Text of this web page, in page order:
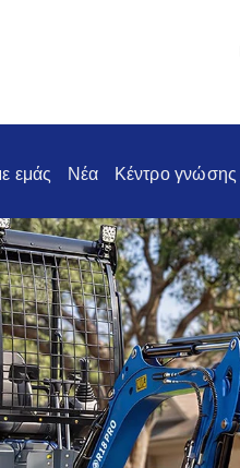
εμάς Νέα Κέντρο γνώσης